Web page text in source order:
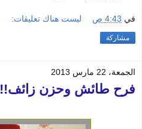
في 4:43 ص ليست هناك تعليقات:
مشاركة
الجمعة، 22 مارس 2013
فرح طائش وحزن زائف!!